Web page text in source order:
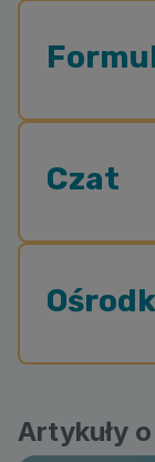
Czat
Artykuły